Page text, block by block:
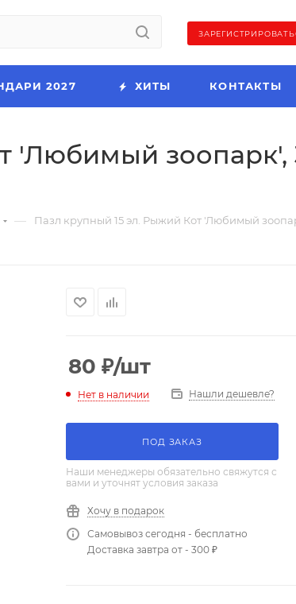
2027 ХИТЫ КОНТАКТЫ
'Любимый зоопарк',
— Пазл крупный 15 эл. Рыжий Кот 'Любимый
80 ₽/шт
Нет в наличии Нашли дешевле?
ПОД ЗАКАЗ
Наши менеджеры обязательно свяжутся с
вами и уточнят условия заказа
Хочу в подарок
Самовывоз сегодня - бесплатно
Доставка завтра от - 300 ₽